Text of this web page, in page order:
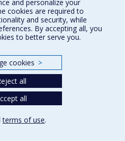
and personalize your
cookies are required to
and security, while
By accepting all, you
to better serve you.
cookies >
all
all
terms of use.